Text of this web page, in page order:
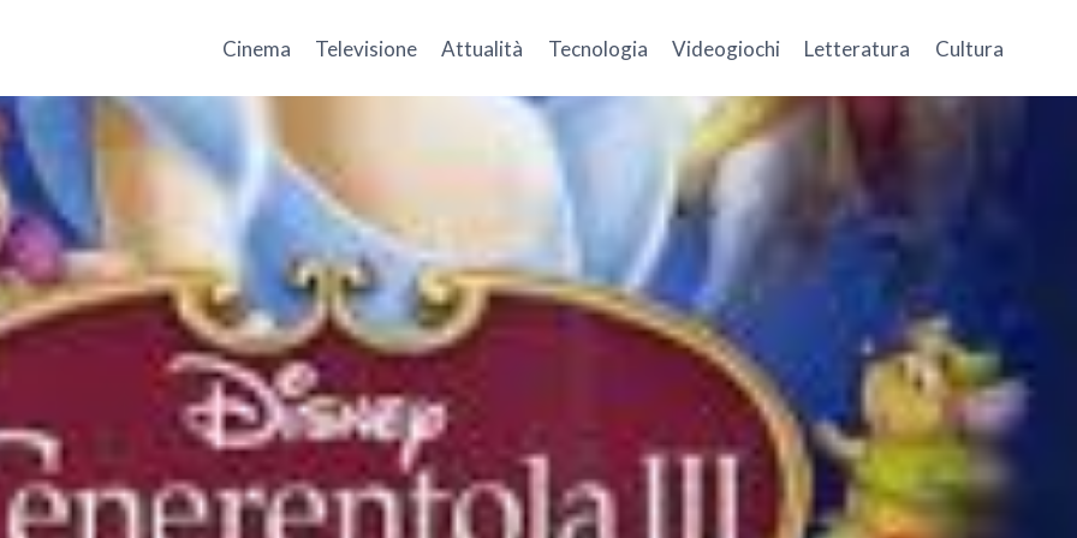
Cinema Televisione Attualità Tecnologia Videogiochi Letteratura Cultura